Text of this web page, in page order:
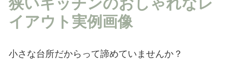
イアウト実例画像
小さな台所だからって諦めていませんか？